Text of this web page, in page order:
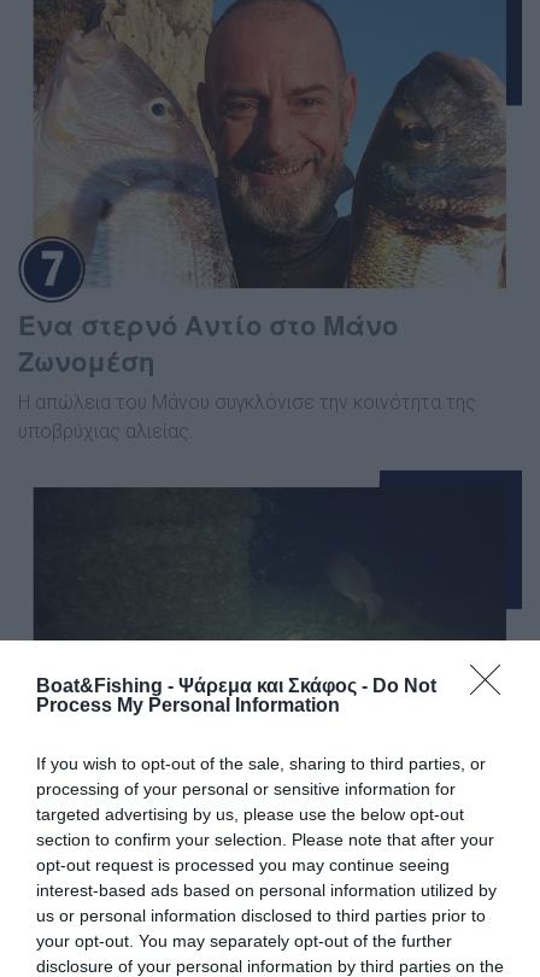
Boat&Fishing - Ψάρεμα και Σκάφος - Do Not
Process My Personal Information
If you wish to opt-out of the sale, sharing to third parties, or
processing of your personal or sensitive information for
targeted advertising by us, please use the below opt-out
section to confirm your selection. Please note that after your
opt-out request is processed you may continue seeing
interest-based ads based on personal information utilized by
us or personal information disclosed to third parties prior to
your opt-out. You may separately opt-out of the further
disclosure of your personal information by third parties on the
Ένα στερνό Αντίο στο Μάνο
Ζωνομέση
Η απώλεια του Μάνου συγκλόνισε την κοινότητα της
υποβρύχιας αλιείας.
Εντοπίστηκε υποβρύχιο που είχε
βυθιστεί το 1942
Στο Αιγαίο, σε βάθος 203 μέτρων, η ομάδα του Κώστα
Θωκταρίδη, εντόπισε το Βρετανικό Υποβρύχιο και έφερε
στην δημοσιότητα βίντεο που έγινε viral.